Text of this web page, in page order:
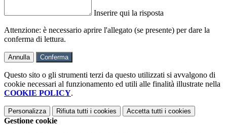
Inserire qui la risposta
Attenzione: è necessario aprire l'allegato (se presente) per dare la
conferma di lettura.
Annulla Conferma
Questo sito o gli strumenti terzi da questo utilizzati si avvalgono di
cookie necessari al funzionamento ed utili alle finalità illustrate nella
COOKIE POLICY.
Personalizza Rifiuta tutti i cookies Accetta tutti i cookies
Gestione cookie